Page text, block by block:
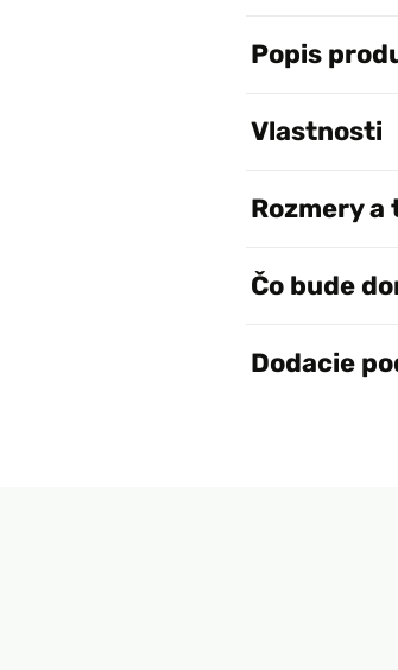
Popis
Vlastnosti
Rozmery
Čo bude
Dodacie